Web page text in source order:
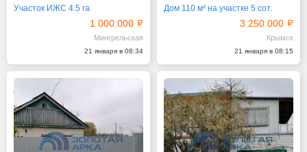
Участок ИЖС 4.5 га
1 000 000
Мингрельская
21 января в 08:34
Дом 110 м² на участке 5 сот.
3 250 000
Крымск
21 января в 08:15